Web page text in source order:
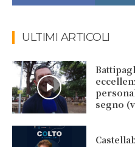
ULTIMI ARTICOLI
segno